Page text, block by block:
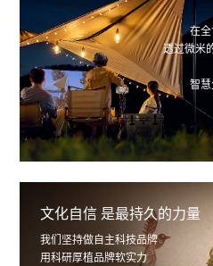
在
透过微米
智
文化自信 是最持久的力量
我们坚持做自主科技品牌
用科研厚植品牌软实力
绿色环保 是一种生活方式
我们关注节能技术研发投入
持续推动低碳环保产业链
科技探索 带来智慧感知
科技创新的每一次探索，都在拓展
微米以孜孜不倦的科研精神，
文化自信 是最持久的力量
我们坚持做自主科技品牌
用科研厚植品牌软实力
绿色环保 是一种生活方式
我们关注节能技术研发投入
持续推动低碳环保产业链